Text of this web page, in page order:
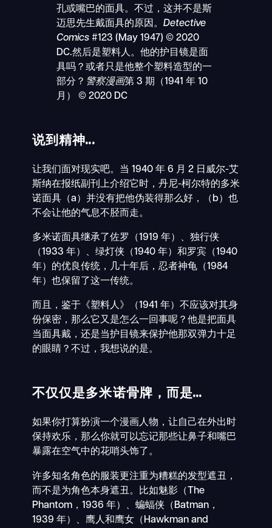
孔或嘴巴的面具。不过，这并不是斯
迈思先生戴面具的原因。 Detective
Comics #123 (May 1947) © 2020
DC.然后是塑料人。他的护目镜是面
具吗？或者只是他整个塑料造型的一
部分？ 警察漫画第 3 期（1941 年 10
月） © 2020 DC
说到精神...
让我们面对现实吧。当 1940 年 6 月 2 日威尔-艾
斯纳在报纸副刊上介绍它时，丹尼-柯尔特的多米
诺面具（a）并没有把他伪装得那么好，（b）也
不会让他的气息不胫而走。
多米诺面具继承了佐罗（1919 年）、独行侠
（1933 年）、绿灯侠（1940 年）和罗宾（1940
年）的优良传统，几十年后，忍者神龟（1984
年）也保留了这一传统。
而且，鉴于《塑料人》（1941 年）不应该对其身
份保密，那么它又是怎么一回事呢？他是把面具
当面具戴，还是当护目镜来保护他那双弹力十足
的眼睛？不过，我想说的是。
不仅仅是多米诺骨牌，而是...
如果你打算扮演一个漫画人物，让自己在外出时
保持欢乐，那么你就可以忘记那些让鼻子和嘴巴
暴露在空气中的花哨头饰了。
许多知名角色的服装更注重为糟糕的发型遮丑，
而不是为角色本身遮丑。比如魅影（The
Phantom，1936 年）、蝙蝠侠（Batman，
1939 年）、鹰人和鹰女（Hawkman and